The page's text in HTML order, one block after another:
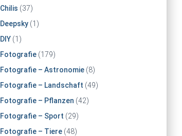
Chilis (37)
Deepsky(1)
DIY(1)
Fotografie(179)
Fotografie – Astronomie(8)
Fotografie – Landschaft (49)
Fotografie – Pflanzen (42)
Fotografie – Sport (29)
Fotografie – Tiere(48)